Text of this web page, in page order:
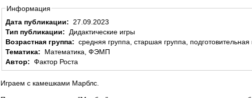
Информация
Дата публикации:
27.09.2023
Тип публикации:
Дидактические игры
Возрастная группа: средняя группа, старшая группа, подготовительная
Тематика:
Математика, ФЭМП
Автор: Фактор Роста
Играем с камешками Марблс.